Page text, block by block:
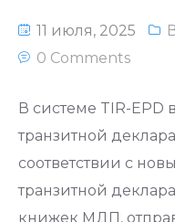
11 июля, 2025
0 Comments
В системе TIR-
транзитной
соответствии с
транзитной
книжек МДП,